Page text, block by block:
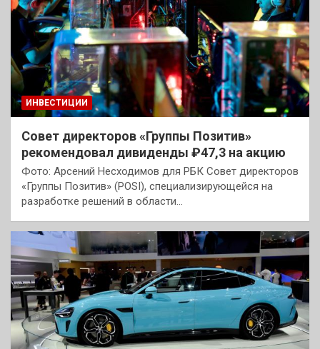
ИНВЕСТИЦИИ
Совет директоров «Группы Позитив»
рекомендовал дивиденды ₽47,3 на акцию
Фото: Арсений Несходимов для РБК Совет директоров
«Группы Позитив» (POSI), специализирующейся на
разработке решений в области…